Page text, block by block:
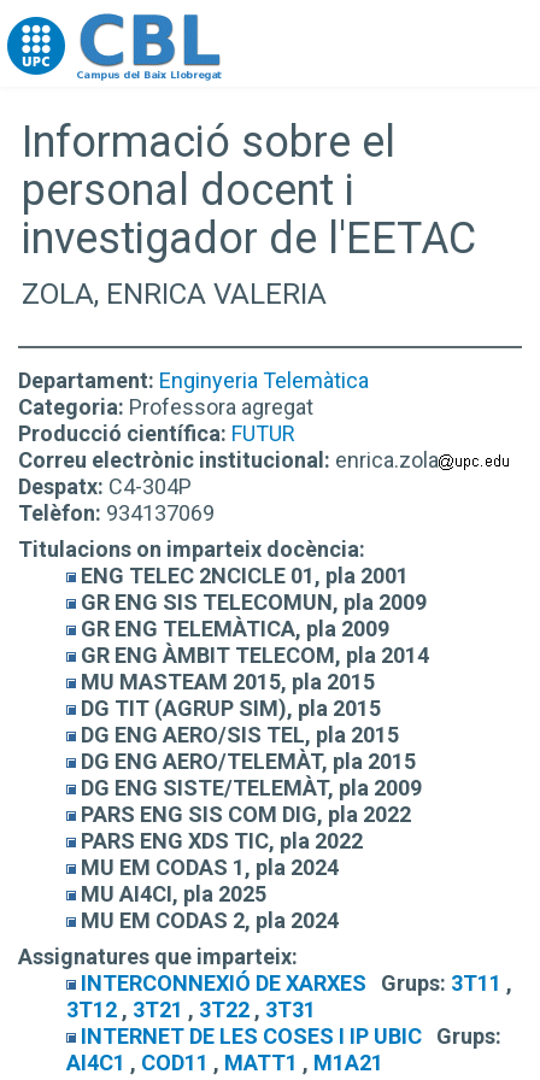
Go to upc.edu
Informació sobre el
personal docent i
investigador de l'EETAC
ZOLA, ENRICA VALERIA
Departament: Enginyeria Telemàtica
Categoria: Professora agregat
Producció científica: FUTUR
Correu electrònic institucional: enrica.zola
Despatx: C4-304P
Telèfon: 934137069
Titulacions on imparteix docència:
ENG TELEC 2NCICLE 01, pla 2001
GR ENG SIS TELECOMUN, pla 2009
GR ENG TELEMÀTICA, pla 2009
GR ENG ÀMBIT TELECOM, pla 2014
MU MASTEAM 2015, pla 2015
DG TIT (AGRUP SIM), pla 2015
DG ENG AERO/SIS TEL, pla 2015
DG ENG AERO/TELEMÀT, pla 2015
DG ENG SISTE/TELEMÀT, pla 2009
PARS ENG SIS COM DIG, pla 2022
PARS ENG XDS TIC, pla 2022
MU EM CODAS 1, pla 2024
MU AI4CI, pla 2025
MU EM CODAS 2, pla 2024
Assignatures que imparteix:
INTERCONNEXIÓ DE XARXES
Grups: 3T11 ,
3T12 , 3T21 , 3T22 , 3T31
INTERNET DE LES COSES I IP UBIC
Grups:
AI4C1 , COD11 , MATT1 , M1A21